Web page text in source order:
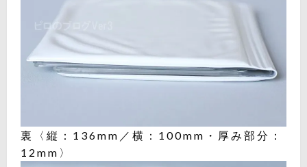
裏〈縦：136mm／横：100mm・厚み部分：
12mm〉